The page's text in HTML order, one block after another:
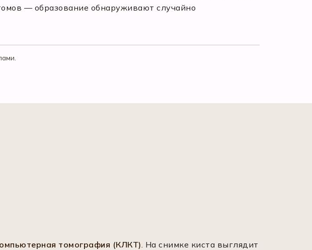
— образование обнаруживают случайно
томография (КЛКТ). На снимке киста выглядит